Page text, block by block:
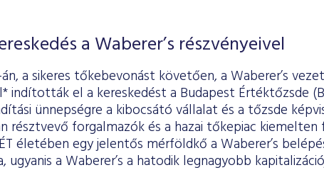
a Waberer’s részvényeivel
án, a sikeres tőkebevonást követően, a Waberer’s
indították el a kereskedést a Budapest Értéktőzsde
ünnepségre a kibocsátó vállalat és a tőzsde
résztvevő forgalmazók és a hazai tőkepiac
életében egy jelentős mérföldkő a Waberer’s
ugyanis a Waberer’s a hatodik legnagyobb